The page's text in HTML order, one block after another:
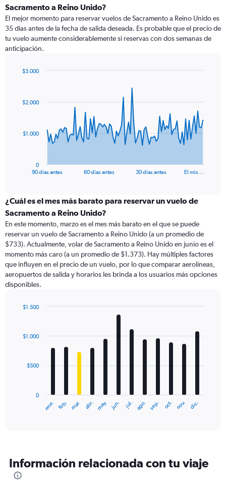
Sacramento a Reino Unido?
El mejor momento para reservar vuelos de Sacramento a Reino Unido es
35 días antes de la fecha de salida deseada. Es probable que el precio de
tu vuelo aumente considerablemente si reservas con dos semanas de
anticipación.
data
The
categories.
Range:
categories.
The
chart
has
1
Y
axis
values.
to
90 días antes 60 días antes 30 días antes El mis…
0
$1.000
$2.000
$3.000
¿Cuál es el mes más barato para reservar un vuelo de
Sacramento a Reino Unido?
En este momento, marzo es el mes más barato en el que se puede
reservar un vuelo de Sacramento a Reino Unido (a un promedio de
$733). Actualmente, volar de Sacramento a Reino Unido en junio es el
momento más caro (a un promedio de $1.373). Hay múltiples factores
que influyen en el precio de un vuelo, por lo que comparar aerolíneas,
aeropuertos de salida y horarios les brinda a los usuarios más opciones
disponibles.
with
12
The
categories.
The
ene. feb. mar. abr. may. jun. jul. ago. sep. oct. nov. dic.
0
$500
$1.000
$1.500
Información relacionada con tu viaje